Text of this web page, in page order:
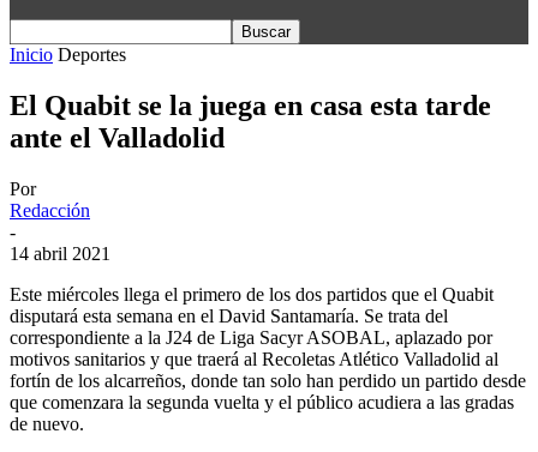
Inicio Deportes
El Quabit se la juega en casa esta tarde
ante el Valladolid
Por
Redacción
-
14 abril 2021
Este miércoles llega el primero de los dos partidos que el Quabit
disputará esta semana en el David Santamaría. Se trata del
correspondiente a la J24 de Liga Sacyr ASOBAL, aplazado por
motivos sanitarios y que traerá al Recoletas Atlético Valladolid al
fortín de los alcarreños, donde tan solo han perdido un partido desde
que comenzara la segunda vuelta y el público acudiera a las gradas
de nuevo.